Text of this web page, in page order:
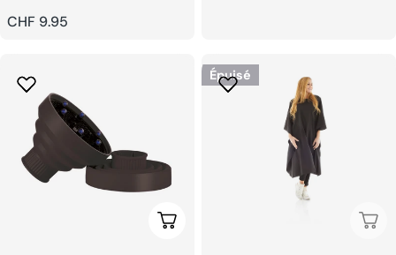
Prix
CHF 9.95
Choisissez Les Options
Épuisé